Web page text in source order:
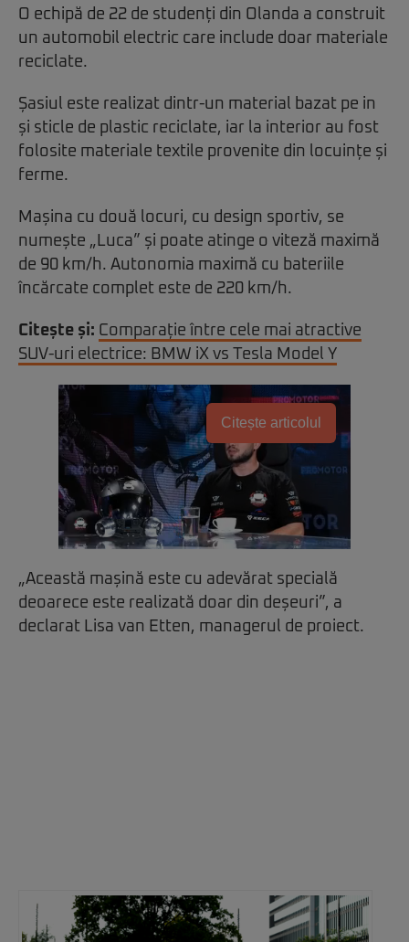
O echipă de 22 de studenți din Olanda a construit
un automobil electric care include doar materiale
reciclate.
Șasiul este realizat dintr-un material bazat pe in
și sticle de plastic reciclate, iar la interior au fost
folosite materiale textile provenite din locuințe și
ferme.
Mașina cu două locuri, cu design sportiv, se
numește „Luca” și poate atinge o viteză maximă
de 90 km/h. Autonomia maximă cu bateriile
încărcate complet este de 220 km/h.
Citește și: Comparație între cele mai atractive
SUV-uri electrice: BMW iX vs Tesla Model Y
Citește articolul
„Această mașină este cu adevărat specială
deoarece este realizată doar din deșeuri”, a
declarat Lisa van Etten, managerul de proiect.